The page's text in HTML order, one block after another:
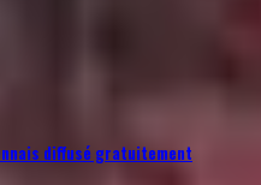
diffusé gratuitement